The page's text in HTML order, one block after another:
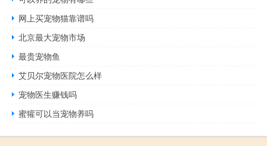
网上买宠物猫靠谱吗
北京最大宠物市场
最贵宠物鱼
艾贝尔宠物医院怎么样
宠物医生赚钱吗
蜜獾可以当宠物养吗